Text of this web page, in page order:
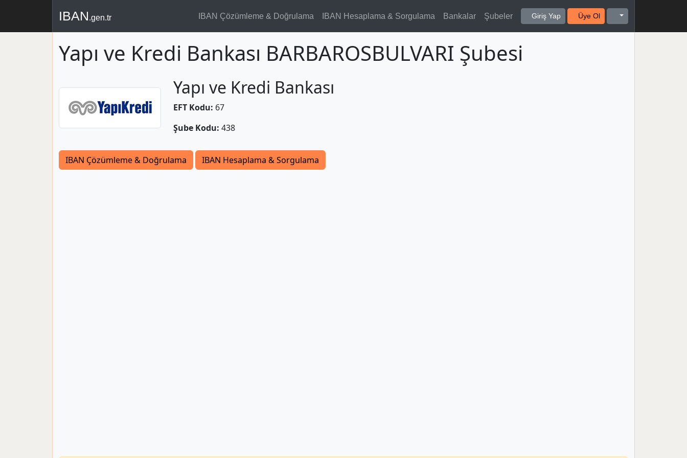
IBAN.gen.tr IBAN Çözümleme & Doğrulama IBAN Hesaplama & Sorgulama Bankalar Şubeler Giriş Yap Üye Ol
Yapı ve Kredi Bankası BARBAROSBULVARI Şubesi
Yapı ve Kredi Bankası
EFT Kodu: 67
Şube Kodu: 438
IBAN Çözümleme & Doğrulama IBAN Hesaplama & Sorgulama